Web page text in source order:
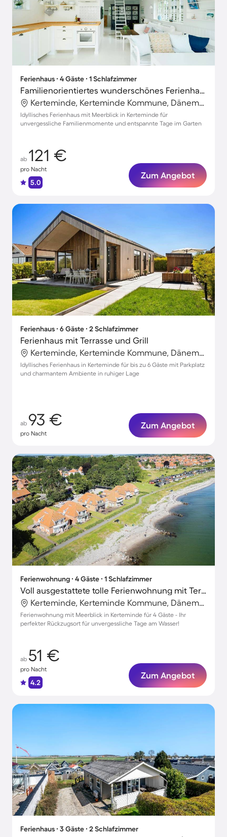
Ferienhaus ∙ 4 Gäste ∙ 1 Schlafzimmer
Familienorientiertes wunderschönes Ferienhaus mit Terrasse und Garten | Wasserblick | Nah am Strand
Kerteminde, Kerteminde Kommune, Dänemark
Idyllisches Ferienhaus mit Meerblick in Kerteminde für
unvergessliche Familienmomente und entspannte Tage im Garten
ab 121 €
pro Nacht
5.0
Zum Angebot
Ferienhaus ∙ 6 Gäste ∙ 2 Schlafzimmer
Ferienhaus mit Terrasse und Grill
Kerteminde, Kerteminde Kommune, Dänemark
Idyllisches Ferienhaus in Kerteminde für bis zu 6 Gäste mit Parkplatz
und charmantem Ambiente in ruhiger Lage
ab 93 €
pro Nacht
Zum Angebot
Ferienwohnung ∙ 4 Gäste ∙ 1 Schlafzimmer
Voll ausgestattete tolle Ferienwohnung mit Terrasse | Meerblick | Nah am Strand | Hunde erlaubt
Kerteminde, Kerteminde Kommune, Dänemark
Ferienwohnung mit Meerblick in Kerteminde für 4 Gäste - Ihr
perfekter Rückzugsort für unvergessliche Tage am Wasser!
ab 51 €
pro Nacht
4.2
Zum Angebot
Ferienhaus ∙ 3 Gäste ∙ 2 Schlafzimmer